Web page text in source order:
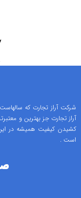
شرکت آراز تجارت که
آراز تجارت جز بهترین و
کشیدن کیفیت همیشه در
است .